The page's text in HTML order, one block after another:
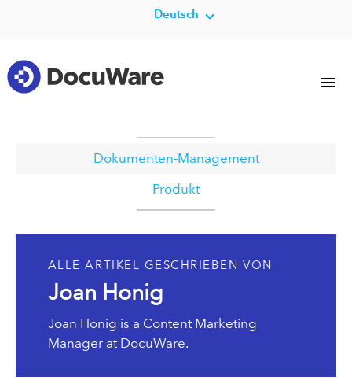
Deutsch
Dokumenten-Management
Produkt
ALLE ARTIKEL GESCHRIEBEN VON
Joan Honig
Joan Honig is a Content Marketing
Manager at DocuWare.